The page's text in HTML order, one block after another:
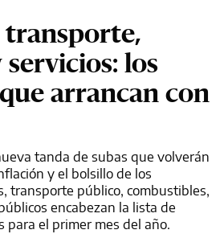
los
arrancan con
tanda de subas que volverán
y el bolsillo de los
transporte público, combustibles,
encabezan la lista de
para el primer mes del año.